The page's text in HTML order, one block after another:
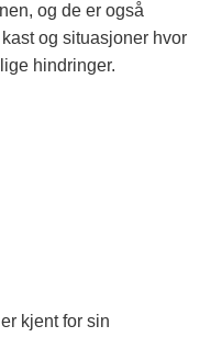
og de er også
og situasjoner hvor
hindringer.
kjent for sin